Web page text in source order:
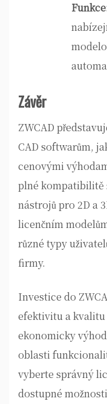
Závěr
ZWCAD
CAD softwarům,
cenovými
plné kompatibilitě
nástrojů pro 2D a
licenčním
různé typy
firmy.
Investice do
efektivitu a kvalitu
ekonomicky
oblasti
vyberte správný
dostupné